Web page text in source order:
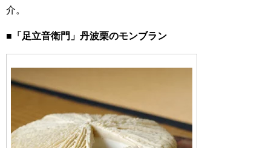
介。
■ 「足立音衛門」丹波栗のモンブラン